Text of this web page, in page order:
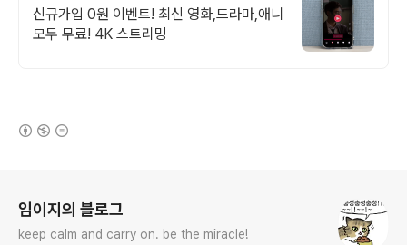
기!
신규가입 0원 이벤트! 최신 영화,드라마,애니
모두 무료! 4K 스트리밍
임이지의 블로그
keep calm and carry on. be the miracle!